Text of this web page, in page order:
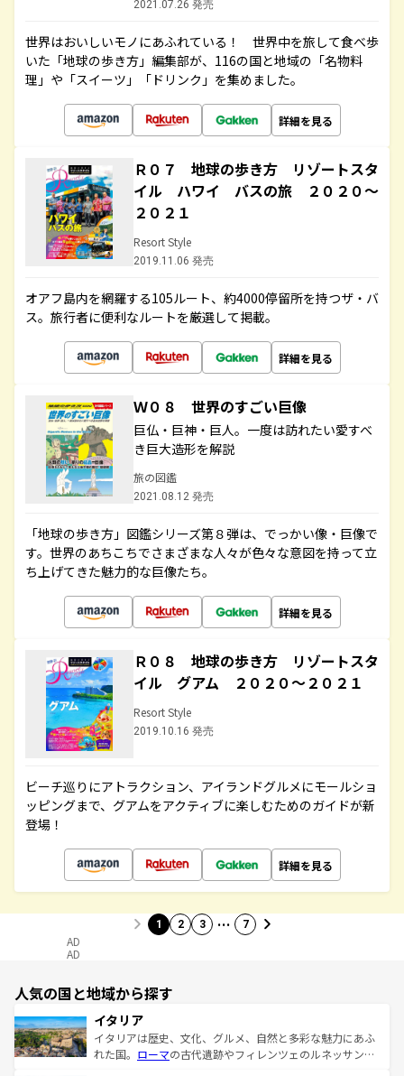
2021.07.26 発売
世界はおいしいモノにあふれている！ 世界中を旅して食べ歩
いた「地球の歩き方」編集部が、116の国と地域の「名物料
理」や「スイーツ」「ドリンク」を集めました。
詳細を見る
Ｒ０７ 地球の歩き方 リゾートスタ
イル ハワイ バスの旅 ２０２０～
２０２１
Resort Style
2019.11.06 発売
オアフ島内を網羅する105ルート、約4000停留所を持つザ・バ
ス。旅行者に便利なルートを厳選して掲載。
詳細を見る
Ｗ０８ 世界のすごい巨像
巨仏・巨神・巨人。一度は訪れたい愛すべ
き巨大造形を解説
旅の図鑑
2021.08.12 発売
「地球の歩き方」図鑑シリーズ第８弾は、でっかい像・巨像で
す。世界のあちこちでさまざまな人々が色々な意図を持って立
ち上げてきた魅力的な巨像たち。
詳細を見る
Ｒ０８ 地球の歩き方 リゾートスタ
イル グアム ２０２０～２０２１
Resort Style
2019.10.16 発売
ビーチ巡りにアトラクション、アイランドグルメにモールショ
ッピングまで、グアムをアクティブに楽しむためのガイドが新
登場！
詳細を見る
1 2 3 … 7
AD
AD
人気の国と地域から探す
イタリア
イタリアは歴史、文化、グルメ、自然と多彩な魅力にあふ
れた国。 ローマの古代遺跡やフィレンツェのルネッサンス